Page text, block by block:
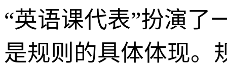
“英语课代表”扮演了
是规则的具体体现。